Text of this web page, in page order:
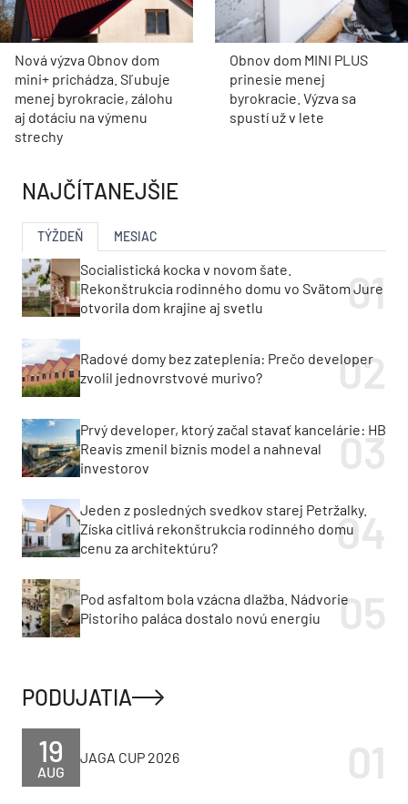
Nová výzva Obnov dom
mini+ prichádza. Sľubuje
menej byrokracie, zálohu
aj dotáciu na výmenu
strechy
Obnov dom MINI PLUS
prinesie menej
byrokracie. Výzva sa
spustí už v lete
NAJČÍTANEJŠIE
TÝŽDEŇ MESIAC
Socialistická kocka v novom šate.
Rekonštrukcia rodinného domu vo Svätom Jure
otvorila dom krajine aj svetlu
Radové domy bez zateplenia: Prečo developer
zvolil jednovrstvové murivo?
Prvý developer, ktorý začal stavať kancelárie: HB
Reavis zmenil biznis model a nahneval
investorov
Jeden z posledných svedkov starej Petržalky.
Získa citlivá rekonštrukcia rodinného domu
cenu za architektúru?
Pod asfaltom bola vzácna dlažba. Nádvorie
Pistoriho paláca dostalo novú energiu
PODUJATIA
AUG
19 JAGA CUP 2026